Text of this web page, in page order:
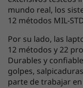
rendimiento
hacer tareas
con las
rápidas.
optimizan la
una
flujos
mundo real, los
12 métodos MIL-
Por su lado, las
12 métodos y 22
Durables y
golpes,
parte de trabajar